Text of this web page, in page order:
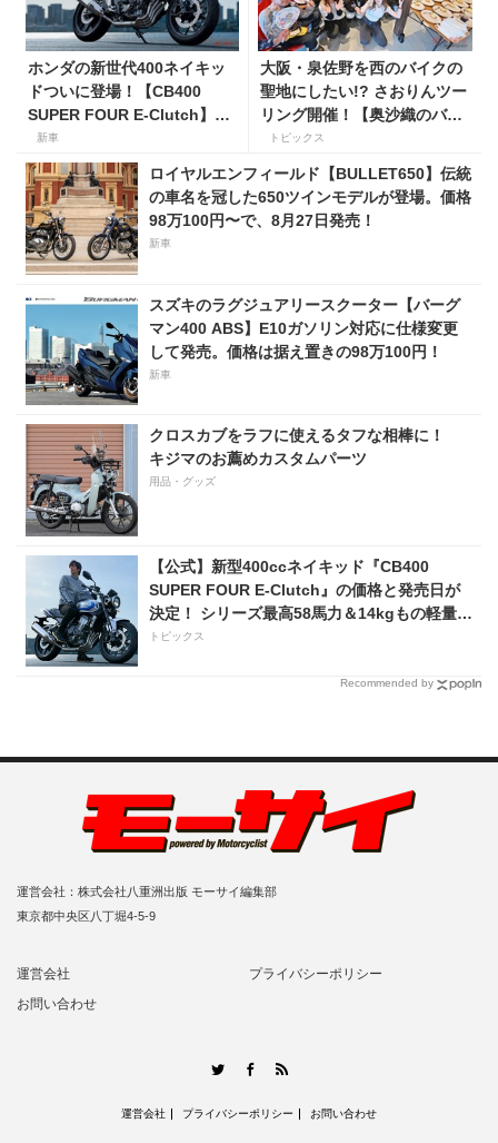
ホンダの新世代400ネイキッ
ドついに登場！【CB400
SUPER FOUR E-Clutch】8
月21日に発売！ 価格99万
8800円
新車
大阪・泉佐野を西のバイクの
聖地にしたい!? さおりんツー
リング開催！【奥沙織のバイ
ク日和第３回】
トピックス
ロイヤルエンフィールド【BULLET650】伝統
の車名を冠した650ツインモデルが登場。価格
98万100円〜で、8月27日発売！
新車
スズキのラグジュアリースクーター【バーグ
マン400 ABS】E10ガソリン対応に仕様変更
して発売。価格は据え置きの98万100円！
新車
クロスカブをラフに使えるタフな相棒に！
キジマのお薦めカスタムパーツ
用品・グッズ
【公式】新型400ccネイキッド『CB400
SUPER FOUR E-Clutch』の価格と発売日が
決定！ シリーズ最高58馬力＆14kgもの軽量
化!? 完全に「旧CB400SF」を超えた!?
トピックス
Recommended by
運営会社：株式会社八重洲出版 モーサイ編集部
東京都中央区八丁堀4-5-9
運営会社
プライバシーポリシー
お問い合わせ
TwitterFacebook
運営会社 プライバシーポリシー お問い合わせ